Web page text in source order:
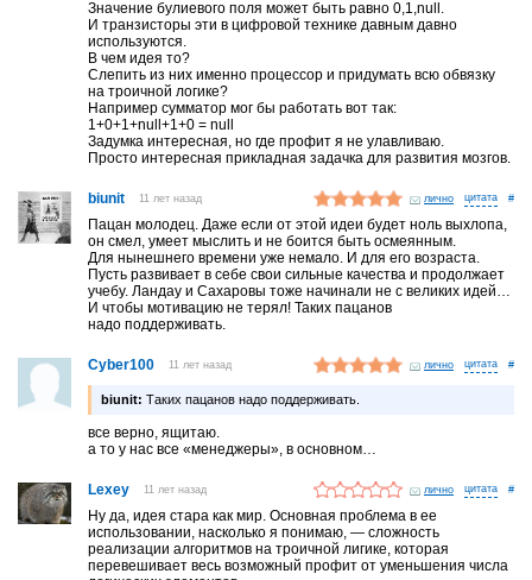
Значение булиевого поля может быть равно 0,1,null.
И транзисторы эти в цифровой технике давным давно
используются.
В чем идея то?
Слепить из них именно процессор и придумать всю обвязку
на троичной логике?
Например сумматор мог бы работать вот так:
1+0+1+null+1+0 = null
Задумка интересная, но где профит я не улавливаю.
Просто интересная прикладная задачка для развития мозгов.
biunit 11 лет назад лично #
Пацан молодец. Даже если от этой идеи будет ноль выхлопа,
он смел, умеет мыслить и не боится быть осмеянным.
Для нынешнего времени уже немало. И для его возраста.
Пусть развивает в себе свои сильные качества и продолжает
учебу. Ландау и Сахаровы тоже начинали не с великих идей…
И чтобы мотивацию не терял! Таких пацанов
надо поддерживать.
Cyber100 11 лет назад лично #
biunit: Таких пацанов надо поддерживать.
все верно, ящитаю.
а то у нас все «менеджеры», в основном…
Lexey 11 лет назад лично #
Ну да, идея стара как мир. Основная проблема в ее
использовании, насколько я понимаю, — сложность
реализации алгоритмов на троичной лигике, которая
перевешивает весь возможный профит от уменьшения числа